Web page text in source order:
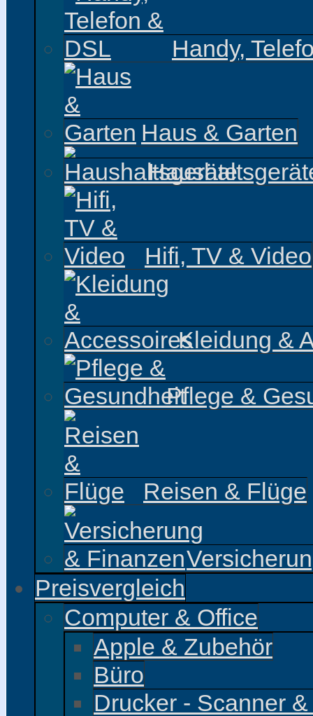
Handy,
Haus & Garten
Hifi, TV & Video
Kleidung &
Pflege &
Reisen & Flüge
Preisvergleich
Computer & Office
Apple & Zubehör
Büro
Drucker - Scanner